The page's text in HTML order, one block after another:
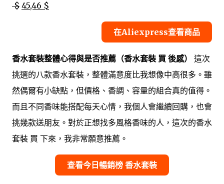
$ 45,46 $
在Aliexpress查看商品
香水套裝整體心得與是否推薦（香水套裝 買 後感）
這次
挑選的八款香水套裝，整體滿意度比我想像中高很多。雖
然偶爾有小缺點，但價格、香調、容量的組合真的值得。
而且不同香味能搭配每天心情，我個人會繼續回購，也會
挑幾款送朋友。對於正想找多風格香味的人，這次的香水
套裝 買 下來，我非常願意推薦。
查看今日暢銷榜 香水套裝